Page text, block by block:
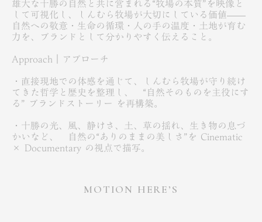
して可視化し、しんむら牧場が大切にしている価値——
自然への敬意・生命の循環・人の手の温度・土地が育む
力を、ブランドとして分かりやすく伝えること。
Approach｜アプローチ
・直接現地での体感を通じて、しんむら牧場が守り続け
てきた哲学と歴史を整理し、 “自然そのものを主役にす
る” ブランドストーリー を再構築。
・十勝の光、風、静けさ、土、草の揺れ、生き物の息づ
かいなど、 自然の“ありのままの美しさ”を Cinematic
× Documentary の視点で描写。
MOTION HERE’S